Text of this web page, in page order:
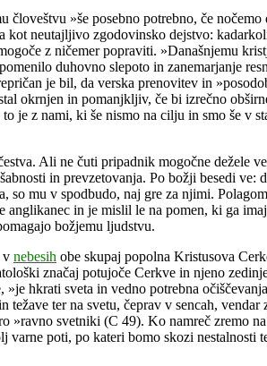
»še posebno potrebno, če
neutajljivo zgodovinsko dejstvo:
z ničemer popraviti. »Današnjemu
duhovno slepoto in zanemarjanje
je bil, da verska prenovitev in
okrnjen in pomanjkljiv, če bi izrečno
je z nami, ki še nismo na cilju in smo še v
Ali ne čuti pripadnik mogočne dežele
in prevzetovanja. Po božji besedi ve:
mu v spodbudo, naj gre za njimi.
in je mislil le na pomen, ki ga
božjemu ljudstvu.
v nebesih obe skupaj popolna Kristusova
značaj potujoče Cerkve in njeno
hkrati sveta in vedno potrebna
ter na svetu, čeprav v sencah,
svetniki (C 49). Ko namreč zremo
poti, po kateri bomo skozi nestalnosti